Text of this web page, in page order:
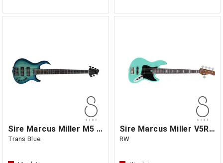
Sire Marcus Miller M5 Swamp Ash-5
Trans Blue
Sire Marcus Miller V5R-5 Mild Green
RW